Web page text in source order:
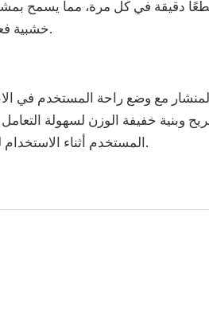
دقيقة في كل مرة، مما يسمح
خشبية فعالة ودقيقة.
مع وضع راحة المستخدم في
وبنية خفيفة الوزن لسهولة
المستخدم أثناء الاستخدام لفترة طويلة.